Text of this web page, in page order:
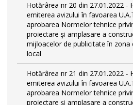
Hotărârea nr 20 din 27.01.2022 -
emiterea avizului în favoarea
aprobarea Normelor tehnice
proiectare şi amplasare a
mijloacelor de publicitate în zona
local
Hotărârea nr 21 din 27.01.2022 -
emiterea avizului în favoarea
aprobarea Normelor tehnice
proiectare şi amplasare a